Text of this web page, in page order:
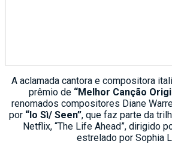
A aclamada cantora e compositora
prêmio de “Melhor Canção
renomados compositores Diane
por “Io Sì/ Seen”, que faz parte da
Netflix, “The Life Ahead”, dirigido
estrelado por Sophia